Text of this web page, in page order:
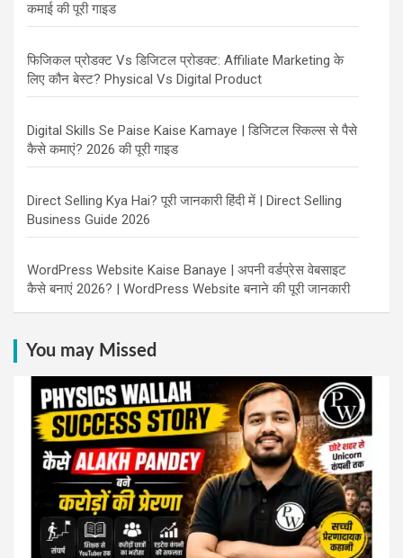
कमाई की पूरी गाइड
फिजिकल प्रोडक्ट Vs डिजिटल प्रोडक्ट: Affiliate Marketing के
लिए कौन बेस्ट? Physical Vs Digital Product
Digital Skills Se Paise Kaise Kamaye | डिजिटल स्किल्स से पैसे
कैसे कमाएं? 2026 की पूरी गाइड
Direct Selling Kya Hai? पूरी जानकारी हिंदी में | Direct Selling
Business Guide 2026
WordPress Website Kaise Banaye | अपनी वर्डप्रेस वेबसाइट
कैसे बनाएं 2026? | WordPress Website बनाने की पूरी जानकारी
You may Missed